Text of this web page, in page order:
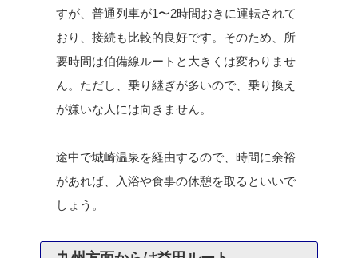
すが、普通列車が1〜2時間おきに運転されて
おり、接続も比較的良好です。そのため、所
要時間は伯備線ルートと大きくは変わりませ
ん。ただし、乗り継ぎが多いので、乗り換え
が嫌いな人には向きません。
途中で城崎温泉を経由するので、時間に余裕
があれば、入浴や食事の休憩を取るといいで
しょう。